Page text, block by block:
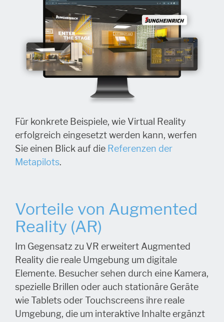
Für konkrete Beispiele, wie Virtual Reality
erfolgreich eingesetzt werden kann, werfen
Sie einen Blick auf die Referenzen der
Metapilots.
Vorteile von Augmented
Reality (AR)
Im Gegensatz zu VR erweitert Augmented
Reality die reale Umgebung um digitale
Elemente. Besucher sehen durch eine Kamera,
spezielle Brillen oder auch stationäre Geräte
wie Tablets oder Touchscreens ihre reale
Umgebung, die um interaktive Inhalte ergänzt